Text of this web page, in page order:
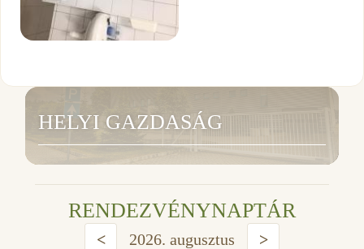
HELYI GAZDASÁG
RENDEZVÉNYNAPTÁR
< 2026. augusztus >